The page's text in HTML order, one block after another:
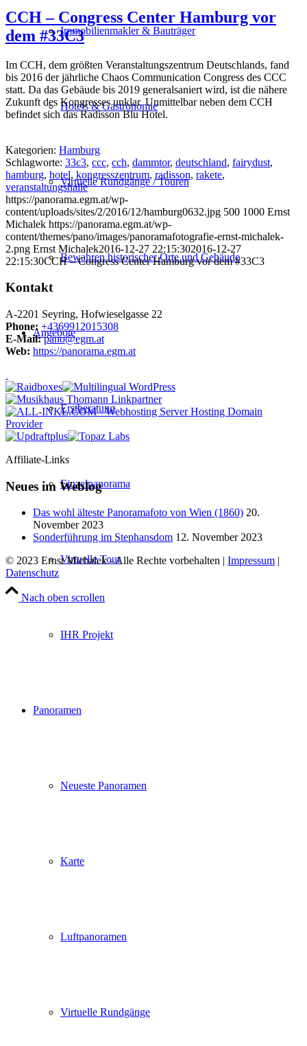
Immobilienmakler & Bauträger
Hotels & Gastronomie
Virtuelle Rundgänge / Touren
Bewahren historischer Orte und Gebäude
Angebote
Erstberatung
Einzelpanorama
Virtuelle Tour
IHR Projekt
Panoramen
Neueste Panoramen
Karte
Luftpanoramen
Virtuelle Rundgänge
CCH – Congress Center Hamburg vor
dem #33C3
Im CCH, dem größten Veranstaltungszentrum Deutschlands, fand
bis 2016 der jährliche Chaos Communication Congress des CCC
statt. Da das Gebäude bis 2019 generalsaniert wird, ist die nähere
Zukunft des Kongresses unklar. Unmittelbar neben dem CCH
befindet sich das Radisson Blu Hotel.
Kategorien: Hamburg
Schlagworte: 33c3, ccc, cch, dammtor, deutschland, fairydust,
hamburg, hotel, kongresszentrum, radisson, rakete,
veranstaltungshalle
https://panorama.egm.at/wp-
content/uploads/sites/2/2016/12/hamburg0632.jpg 500 1000 Ernst
Michalek https://panorama.egm.at/wp-
content/themes/pano/images/panoramafotografie-ernst-michalek-
2.png Ernst Michalek2016-12-27 22:15:302016-12-27
22:15:30CCH – Congress Center Hamburg vor dem #33C3
Kontakt
A-2201 Seyring, Hofwieselgasse 22
Phone: +4369912015308
E-Mail: pano@egm.at
Web: https://panorama.egm.at
Affiliate-Links
Neues im Weblog
Das wohl älteste Panoramafoto von Wien (1860) 20.
November 2023
Sonderführung im Stephansdom 12. November 2023
© 2023 Ernst Michalek - Alle Rechte vorbehalten | Impressum
Datenschutz
Nach oben scrollen